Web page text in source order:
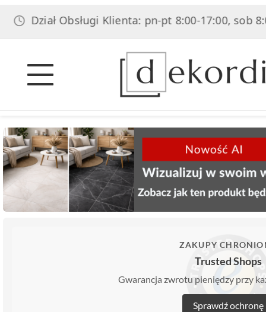
Obsługi Klienta: pn-pt 8:00-17:00, sob 8:00-
ZAKUPY
Trusted Shops
Gwarancja zwrotu pieniędzy przy
Sprawdź ochronę